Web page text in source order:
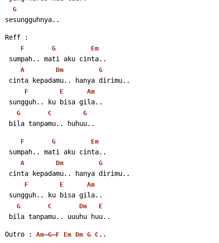
G
sesungguhnya..
Reff :
F G Em
sumpah.. mati aku cinta..
A Dm G
cinta kepadamu.. hanya dirimu..
F E Am
sungguh.. ku bisa gila..
G C G
bila tanpamu.. huhuu..
F G Em
sumpah.. mati aku cinta..
A Dm G
cinta kepadamu.. hanya dirimu..
F E Am
sungguh.. ku bisa gila..
G C Dm E
bila tanpamu.. uuuhu huu..
Outro : Am–G–F Em Dm G C ..